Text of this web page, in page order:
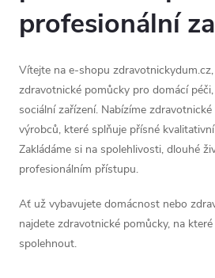
profesionální
Vítejte na e-shopu
zdravotnické pomůcky pro domácí
sociální zařízení. Nabízíme
výrobců, které splňuje přísné
Zakládáme si na spolehlivosti, dlouhé
profesionálním přístupu.
Ať už vybavujete domácnost nebo
najdete zdravotnické pomůcky, na
spolehnout.